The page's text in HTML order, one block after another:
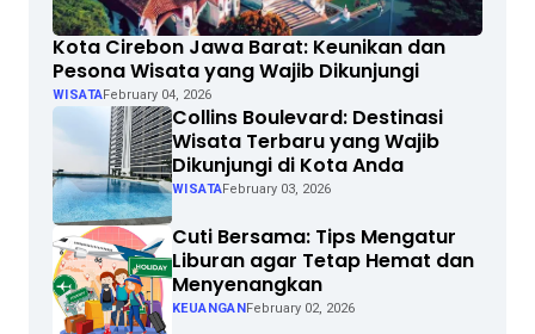
Kota Cirebon Jawa Barat: Keunikan dan
Pesona Wisata yang Wajib Dikunjungi
WISATAFebruary 04, 2026
Collins Boulevard: Destinasi
Wisata Terbaru yang Wajib
Dikunjungi di Kota Anda
WISATAFebruary 03, 2026
Cuti Bersama: Tips Mengatur
Liburan agar Tetap Hemat dan
Menyenangkan
KEUANGAN February 02, 2026